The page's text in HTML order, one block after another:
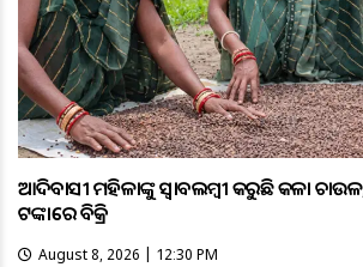
ଆଦିବାସୀ ମହିଳାଙ୍କୁ ସ୍ଵାବଲମ୍ଵୀ କରୁଛି କଳା
ଟଙ୍କାରେ ବିକ୍ରି
August 8, 2026 | 12:30 PM